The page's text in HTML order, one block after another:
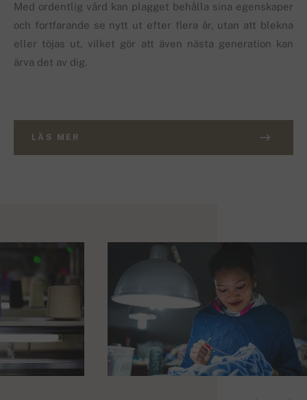
Med ordentlig vård kan plagget behålla sina egenskaper
och fortfarande se nytt ut efter flera år, utan att blekna
eller töjas ut, vilket gör att även nästa generation kan
ärva det av dig.
LÄS MER